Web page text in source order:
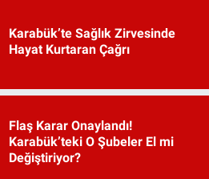
Karabük’te Sağlık Zirvesinde
Hayat Kurtaran Çağrı
Flaş Karar Onaylandı!
Karabük’teki O Şubeler El mi
Değiştiriyor?